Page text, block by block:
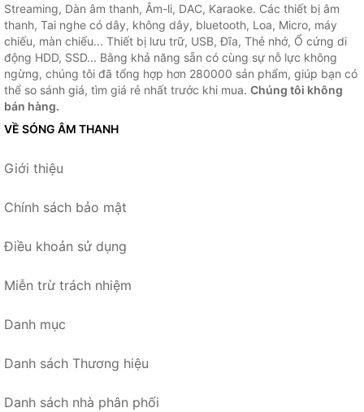
Streaming, Dàn âm thanh, Âm-li, DAC, Karaoke. Các thiết bị âm
thanh, Tai nghe có dây, không dây, bluetooth, Loa, Micro, máy
chiếu, màn chiếu... Thiết bị lưu trữ, USB, Đĩa, Thẻ nhớ, Ổ cứng di
động HDD, SSD... Bằng khả năng sẵn có cùng sự nỗ lực không
ngừng, chúng tôi đã tổng hợp hơn 280000 sản phẩm, giúp bạn có
thể so sánh giá, tìm giá rẻ nhất trước khi mua. Chúng tôi không
bán hàng.
VỀ SÓNG ÂM THANH
Giới thiệu
Chính sách bảo mật
Điều khoản sử dụng
Miễn trừ trách nhiệm
Danh mục
Danh sách Thương hiệu
Danh sách nhà phân phối